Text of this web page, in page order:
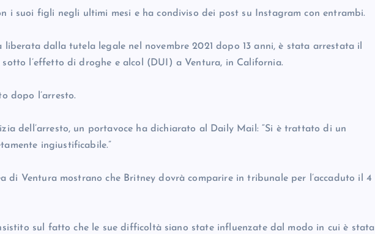
i suoi figli negli ultimi mesi e ha condiviso dei post su Instagram con entrambi.
dalla tutela legale nel novembre 2021 dopo 13 anni, è stata arrestata il
sotto l’effetto di droghe e alcol (DUI) a Ventura, in California.
dopo l’arresto.
dell’arresto, un portavoce ha dichiarato al Daily Mail: “Si è trattato di un
ingiustificabile.”
di Ventura mostrano che Britney dovrà comparire in tribunale per l’accaduto il 4
sul fatto che le sue difficoltà siano state influenzate dal modo in cui è stata